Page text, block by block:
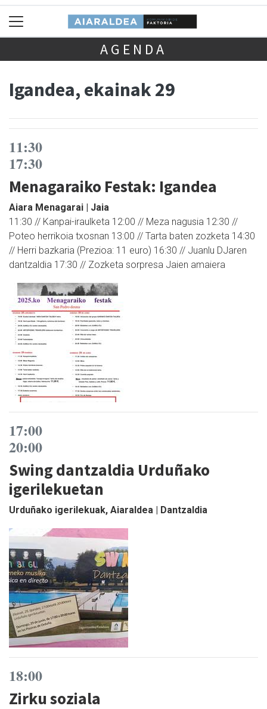
AGENDA
Igandea, ekainak 29
11:30
17:30
Menagaraiko Festak: Igandea
Aiara Menagarai | Jaia
11:30 // Kanpai-iraulketa 12:00 // Meza nagusia 12:30 //
Poteo herrikoia txosnan 13:00 // Tarta baten zozketa 14:30
// Herri bazkaria (Prezioa: 11 euro) 16:30 // Juanlu DJaren
dantzaldia 17:30 // Zozketa sorpresa Jaien amaiera
17:00
20:00
Swing dantzaldia Urduñako
igerilekuetan
Urduñako igerilekuak, Aiaraldea | Dantzaldia
18:00
Zirku soziala